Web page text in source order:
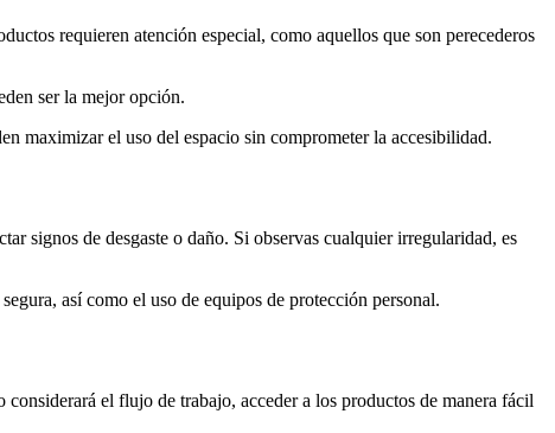
requieren atención especial, como aquellos que son perecederos
ser la mejor opción.
maximizar el uso del espacio sin comprometer la accesibilidad.
signos de desgaste o daño. Si observas cualquier irregularidad, es
así como el uso de equipos de protección personal.
el flujo de trabajo, acceder a los productos de manera fácil